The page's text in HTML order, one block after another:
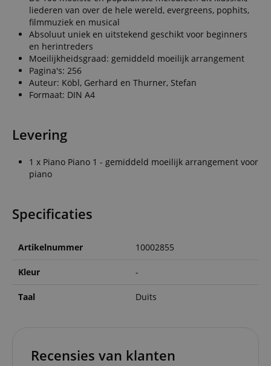
liederen van over de hele wereld, evergreens, pophits,
filmmuziek en musical
Absoluut uniek en uitstekend geschikt voor beginners
en herintreders
Moeilijkheidsgraad: gemiddeld moeilijk arrangement
Pagina's: 256
Auteur: Köbl, Gerhard en Thurner, Stefan
Formaat: DIN A4
Levering
1 x Piano Piano 1 - gemiddeld moeilijk arrangement voor
piano
Specificaties
Artikelnummer 10002855
Kleur -
Taal Duits
Recensies van klanten